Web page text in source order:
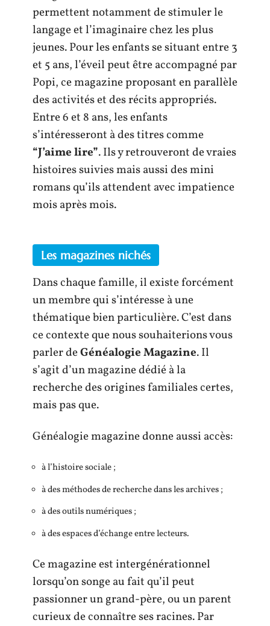
permettent notamment de stimuler le
langage et l’imaginaire chez les plus
jeunes. Pour les enfants se situant entre 3
et 5 ans, l’éveil peut être accompagné par
Popi, ce magazine proposant en parallèle
des activités et des récits appropriés.
Entre 6 et 8 ans, les enfants
s’intéresseront à des titres comme
“J’aime lire”. Ils y retrouveront de vraies
histoires suivies mais aussi des mini
romans qu’ils attendent avec impatience
mois après mois.
Les magazines nichés
Dans chaque famille, il existe forcément
un membre qui s’intéresse à une
thématique bien particulière. C’est dans
ce contexte que nous souhaiterions vous
parler deGénéalogie Magazine. Il
s’agit d’un magazine dédié à la
recherche des origines familiales certes,
mais pas que.
Généalogie magazine donne aussi accès:
à l’histoire sociale ;
à des méthodes de recherche dans les archives ;
à des outils numériques ;
à des espaces d’échange entre lecteurs.
Ce magazine est intergénérationnel
lorsqu’on songe au fait qu’il peut
passionner un grand-père, ou un parent
curieux de connaître ses racines. Par